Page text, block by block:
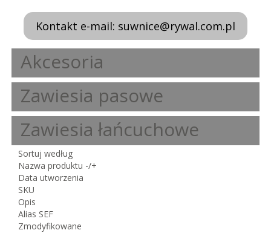
Kontakt e-mail: suwnice@rywal.com.pl
Akcesoria
Zawiesia pasowe
Zawiesia łańcuchowe
Sortuj według
Nazwa produktu -/+
Data utworzenia
SKU
Opis
Alias SEF
Zmodyfikowane